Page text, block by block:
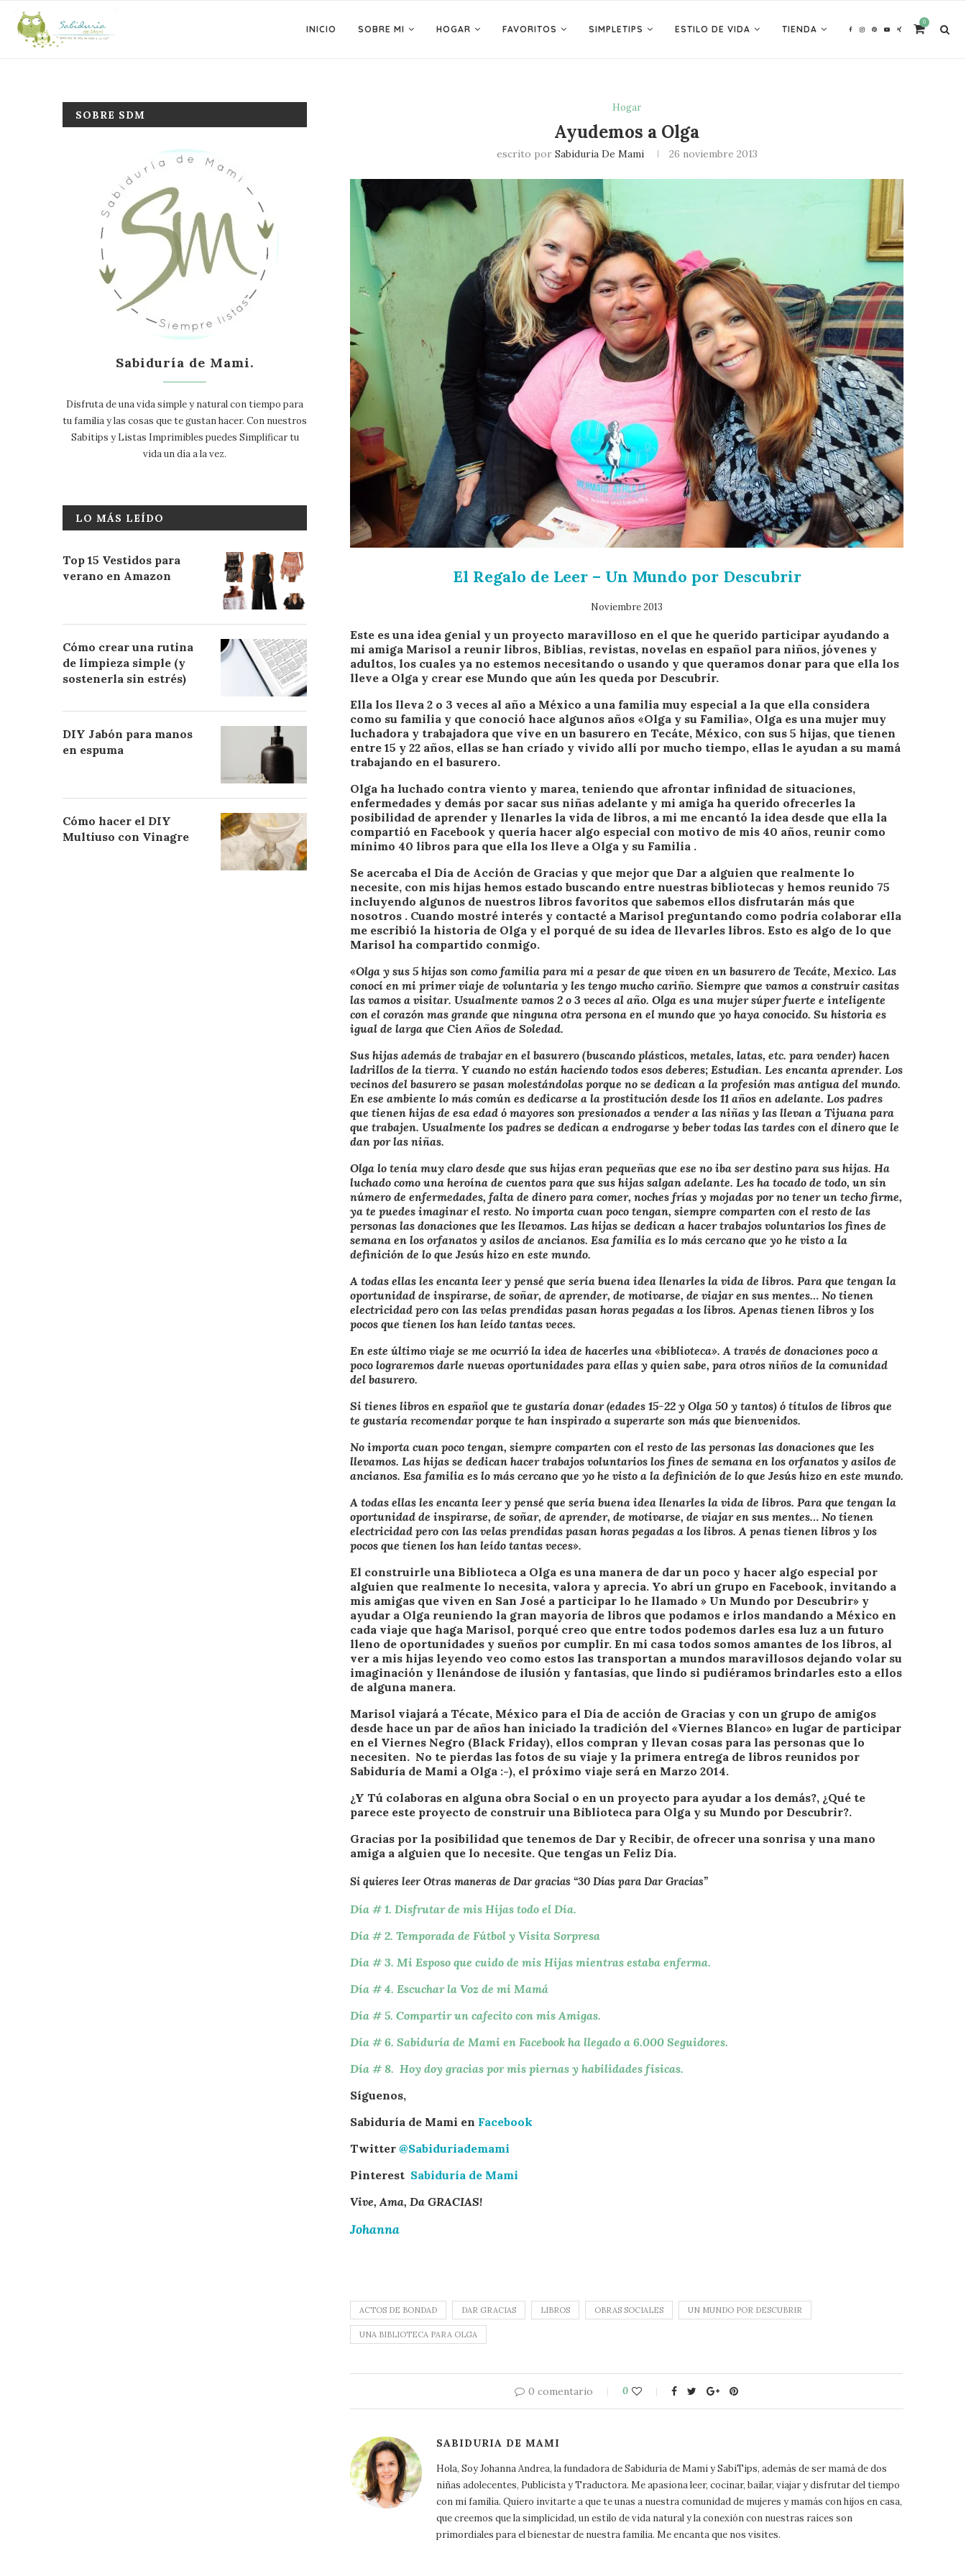
INICIO SOBRE MI HOGAR FAVORITOS SIMPLETIPS ESTILO DE VIDA TIENDA
0
Hogar
Ayudemos a Olga
escrito por Sabiduria De Mami 26 noviembre 2013
El Regalo de Leer – Un Mundo por Descubrir
Noviembre 2013
Este es una idea genial y un proyecto maravilloso en el que he querido participar ayudando a
mi amiga Marisol a reunir libros, Biblias, revistas, novelas en español para niños, jóvenes y
adultos, los cuales ya no estemos necesitando o usando y que queramos donar para que ella los
lleve a Olga y crear ese Mundo que aún les queda por Descubrir.
Ella los lleva 2 o 3 veces al año a México a una familia muy especial a la que ella considera
como su familia y que conoció hace algunos años «Olga y su Familia», Olga es una mujer muy
luchadora y trabajadora que vive en un basurero en Tecáte, México, con sus 5 hijas, que tienen
entre 15 y 22 años, ellas se han críado y vivido allí por mucho tiempo, ellas le ayudan a su mamá
trabajando en el basurero.
Olga ha luchado contra viento y marea, teniendo que afrontar infinidad de situaciones,
enfermedades y demás por sacar sus niñas adelante y mi amiga ha querido ofrecerles la
posibilidad de aprender y llenarles la vida de libros, a mi me encantó la idea desde que ella la
compartió en Facebook y quería hacer algo especial con motivo de mis 40 años, reunir como
mínimo 40 libros para que ella los lleve a Olga y su Familia .
Se acercaba el Día de Acción de Gracias y que mejor que Dar a alguien que realmente lo
necesite, con mis hijas hemos estado buscando entre nuestras bibliotecas y hemos reunido 75
incluyendo algunos de nuestros libros favoritos que sabemos ellos disfrutarán más que
nosotros . Cuando mostré interés y contacté a Marisol preguntando como podría colaborar ella
me escribió la historia de Olga y el porqué de su idea de llevarles libros. Esto es algo de lo que
Marisol ha compartido conmigo.
«Olga y sus 5 hijas son como familia para mi a pesar de que viven en un basurero de Tecáte, Mexico. Las
conocí en mi primer viaje de voluntaria y les tengo mucho cariño. Siempre que vamos a construir casitas
las vamos a visitar. Usualmente vamos 2 o 3 veces al año. Olga es una mujer súper fuerte e inteligente
con el corazón mas grande que ninguna otra persona en el mundo que yo haya conocido. Su historia es
igual de larga que Cien Años de Soledad.
Sus hijas además de trabajar en el basurero (buscando plásticos, metales, latas, etc. para vender) hacen
ladrillos de la tierra. Y cuando no están haciendo todos esos deberes; Estudian. Les encanta aprender. Los
vecinos del basurero se pasan molestándolas porque no se dedican a la profesión mas antigua del mundo.
En ese ambiente lo más común es dedicarse a la prostitución desde los 11 años en adelante. Los padres
que tienen hijas de esa edad ó mayores son presionados a vender a las niñas y las llevan a Tijuana para
que trabajen. Usualmente los padres se dedican a endrogarse y beber todas las tardes con el dinero que le
dan por las niñas.
Olga lo tenía muy claro desde que sus hijas eran pequeñas que ese no iba ser destino para sus hijas. Ha
luchado como una heroína de cuentos para que sus hijas salgan adelante. Les ha tocado de todo, un sin
número de enfermedades, falta de dinero para comer, noches frías y mojadas por no tener un techo firme,
ya te puedes imaginar el resto. No importa cuan poco tengan, siempre comparten con el resto de las
personas las donaciones que les llevamos. Las hijas se dedican a hacer trabajos voluntarios los fines de
semana en los orfanatos y asilos de ancianos. Esa familia es lo más cercano que yo he visto a la
definición de lo que Jesús hizo en este mundo.
A todas ellas les encanta leer y pensé que sería buena idea llenarles la vida de libros. Para que tengan la
oportunidad de inspirarse, de soñar, de aprender, de motivarse, de viajar en sus mentes… No tienen
electricidad pero con las velas prendidas pasan horas pegadas a los libros. Apenas tienen libros y los
pocos que tienen los han leído tantas veces.
En este último viaje se me ocurrió la idea de hacerles una «biblioteca». A través de donaciones poco a
poco lograremos darle nuevas oportunidades para ellas y quien sabe, para otros niños de la comunidad
del basurero.
Si tienes libros en español que te gustaría donar (edades 15-22 y Olga 50 y tantos) ó títulos de libros que
te gustaría recomendar porque te han inspirado a superarte son más que bienvenidos.
No importa cuan poco tengan, siempre comparten con el resto de las personas las donaciones que les
llevamos. Las hijas se dedican hacer trabajos voluntarios los fines de semana en los orfanatos y asilos de
ancianos. Esa familia es lo más cercano que yo he visto a la definición de lo que Jesús hizo en este mundo.
A todas ellas les encanta leer y pensé que sería buena idea llenarles la vida de libros. Para que tengan la
oportunidad de inspirarse, de soñar, de aprender, de motivarse, de viajar en sus mentes… No tienen
electricidad pero con las velas prendidas pasan horas pegadas a los libros. A penas tienen libros y los
pocos que tienen los han leído tantas veces».
El construirle una Biblioteca a Olga es una manera de dar un poco y hacer algo especial por
alguien que realmente lo necesita, valora y aprecia. Yo abrí un grupo en Facebook, invitando a
mis amigas que viven en San José a participar lo he llamado » Un Mundo por Descubrir» y
ayudar a Olga reuniendo la gran mayoría de libros que podamos e irlos mandando a México en
cada viaje que haga Marisol, porqué creo que entre todos podemos darles esa luz a un futuro
lleno de oportunidades y sueños por cumplir. En mi casa todos somos amantes de los libros, al
ver a mis hijas leyendo veo como estos las transportan a mundos maravillosos dejando volar su
imaginación y llenándose de ilusión y fantasías, que lindo si pudiéramos brindarles esto a ellos
de alguna manera.
Marisol viajará a Técate, México para el Día de acción de Gracias y con un grupo de amigos
desde hace un par de años han iniciado la tradición del «Viernes Blanco» en lugar de participar
en el Viernes Negro (Black Friday), ellos compran y llevan cosas para las personas que lo
necesiten. No te pierdas las fotos de su viaje y la primera entrega de libros reunidos por
Sabiduría de Mami a Olga :-), el próximo viaje será en Marzo 2014.
¿Y Tú colaboras en alguna obra Social o en un proyecto para ayudar a los demás?, ¿Qué te
parece este proyecto de construir una Biblioteca para Olga y su Mundo por Descubrir?.
Gracias por la posibilidad que tenemos de Dar y Recibir, de ofrecer una sonrisa y una mano
amiga a alguien que lo necesite. Que tengas un Feliz Día.
Si quieres leer Otras maneras de Dar gracias “30 Días para Dar Gracias”
Día # 1. Disfrutar de mis Hijas todo el Día.
Día # 2. Temporada de Fútbol y Visita Sorpresa
Día # 3. Mi Esposo que cuido de mis Hijas mientras estaba enferma.
Día # 4. Escuchar la Voz de mi Mamá
Día # 5. Compartir un cafecito con mis Amigas.
Día # 6. Sabiduría de Mami en Facebook ha llegado a 6.000 Seguidores.
Día # 8. Hoy doy gracias por mis piernas y habilidades físicas.
Síguenos,
Sabiduría de Mami en Facebook
Twitter@Sabiduriademami
Pinterest Sabiduría de Mami
Vive, Ama, Da GRACIAS!
Johanna
ACTOS DE BONDAD DAR GRACIAS LIBROS OBRAS SOCIALES UN MUNDO POR DESCUBRIR
UNA BIBLIOTECA PARA OLGA
0 comentario 0
SABIDURIA DE MAMI
Hola, Soy Johanna Andrea, la fundadora de Sabiduría de Mami y SabiTips, además de ser mamá de dos
niñas adolecentes, Publicista y Traductora. Me apasiona leer, cocinar, bailar, viajar y disfrutar del tiempo
con mi familia. Quiero invitarte a que te unas a nuestra comunidad de mujeres y mamás con hijos en casa,
que creemos que la simplicidad, un estilo de vida natural y la conexión con nuestras raíces son
primordiales para el bienestar de nuestra familia. Me encanta que nos visites.
SOBRE SDM
Sabiduría de Mami.
Disfruta de una vida simple y natural con tiempo para
tu familia y las cosas que te gustan hacer. Con nuestros
Sabitips y Listas Imprimibles puedes Simplificar tu
vida un día a la vez.
LO MÁS LEÍDO
Top 15 Vestidos para
verano en Amazon
Cómo crear una rutina
de limpieza simple (y
sostenerla sin estrés)
DIY Jabón para manos
en espuma
Cómo hacer el DIY
Multiuso con Vinagre